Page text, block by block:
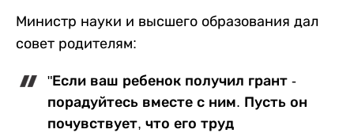
Министр науки и высшего образования дал
совет родителям:
"Если ваш ребенок получил грант -
порадуйтесь вместе с ним. Пусть он
почувствует, что его труд